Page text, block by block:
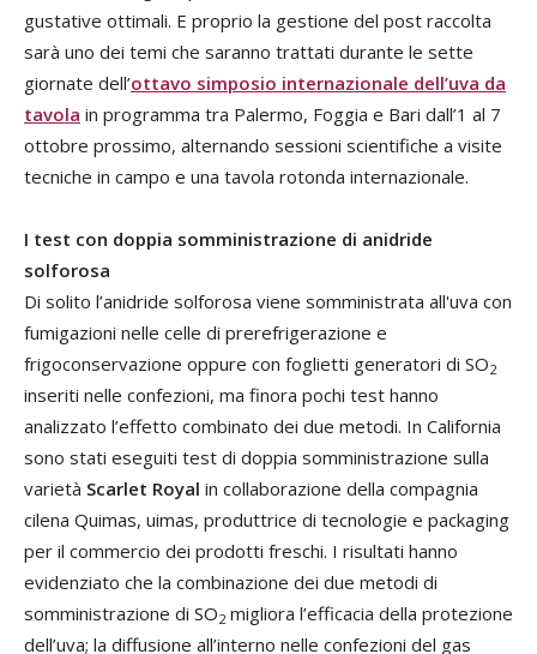
gustative ottimali. E proprio la gestione del post raccolta
sarà uno dei temi che saranno trattati durante le sette
giornate dell’ottavo simposio internazionale dell’uva da
tavola in programma tra Palermo, Foggia e Bari dall’1 al 7
ottobre prossimo, alternando sessioni scientifiche a visite
tecniche in campo e una tavola rotonda internazionale.
I test con doppia somministrazione di anidride
solforosa
Di solito l’anidride solforosa viene somministrata all'uva con
fumigazioni nelle celle di prerefrigerazione e
frigoconservazione oppure con foglietti generatori di SO2
inseriti nelle confezioni, ma finora pochi test hanno
analizzato l’effetto combinato dei due metodi. In California
sono stati eseguiti test di doppia somministrazione sulla
varietà Scarlet Royal in collaborazione della compagnia
cilena Quimas, uimas, produttrice di tecnologie e packaging
per il commercio dei prodotti freschi. I risultati hanno
evidenziato che la combinazione dei due metodi di
somministrazione di SO2 migliora l’efficacia della protezione
dell’uva; la diffusione all’interno nelle confezioni del gas